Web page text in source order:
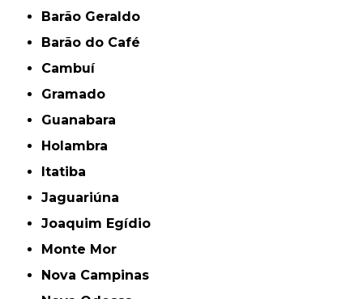
Barão Geraldo
Barão do Café
Cambuí
Gramado
Guanabara
Holambra
Itatiba
Jaguariúna
Joaquim Egídio
Monte Mor
Nova Campinas